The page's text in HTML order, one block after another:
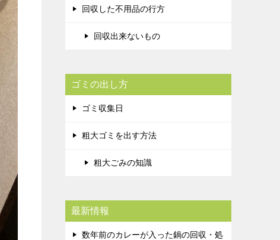
回収した不用品の行方
回収出来ないもの
ゴミの出し方
ゴミ収集日
粗大ゴミを出す方法
粗大ごみの知識
最新情報
数年前のカレーが入った鍋の回収・処